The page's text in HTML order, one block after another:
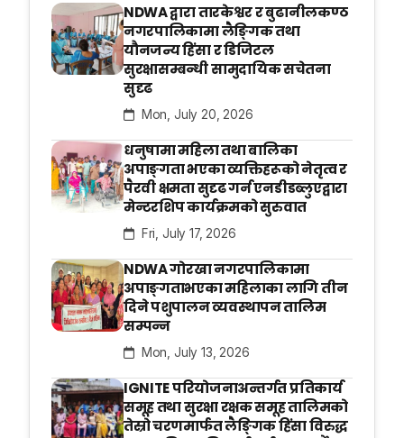
NDWA द्वारा तारकेश्वर र बुढानीलकण्ठ
नगरपालिकामा लैङ्गिक तथा
यौनजन्य हिंसा र डिजिटल
सुरक्षासम्बन्धी सामुदायिक सचेतना
सुदृढ
Mon, July 20, 2026
धनुषामा महिला तथा बालिका
अपाङ्गता भएका व्यक्तिहरूको नेतृत्व र
पैरवी क्षमता सुदृढ गर्न एनडीडब्लुएद्वारा
मेन्टरशिप कार्यक्रमको सुरुवात
Fri, July 17, 2026
NDWA गोरखा नगरपालिकामा
अपाङ्गताभएका महिलाका लागि तीन
दिने पशुपालन व्यवस्थापन तालिम
सम्पन्न
Mon, July 13, 2026
IGNITE परियोजनाअन्तर्गत प्रतिकार्य
समूह तथा सुरक्षा रक्षक समूह तालिमको
तेस्रो चरणमार्फत लैङ्गिक हिंसा विरुद्ध